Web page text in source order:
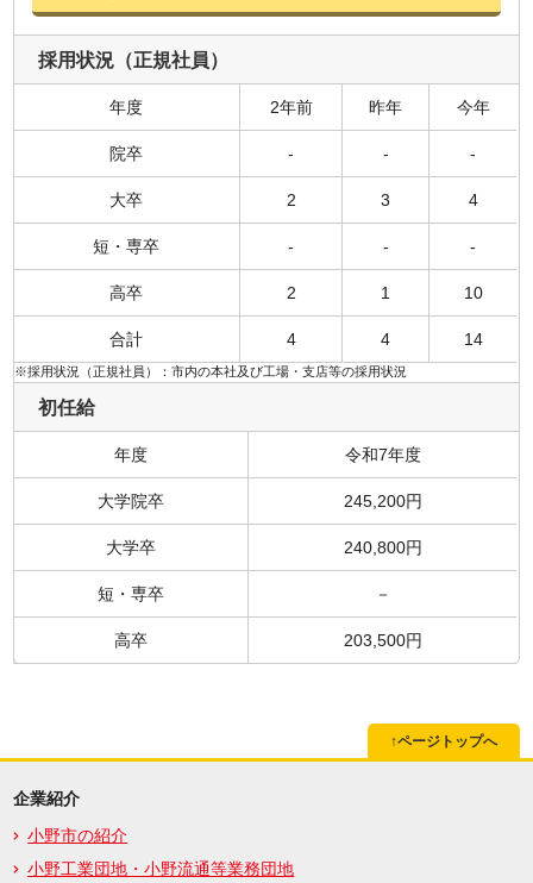
採用状況（正規社員）
年度 2年前 昨年 今年
院卒 - - -
大卒 2 3 4
短・専卒 - - -
高卒 2 1 10
合計 4 4 14
※採用状況（正規社員）：市内の本社及び工場・支店等の採用状況
初任給
年度 令和7年度
大学院卒 245,200円
大学卒 240,800円
短・専卒 －
高卒 203,500円
↑ページトップへ
企業紹介
小野市の紹介
小野工業団地・小野流通等業務団地